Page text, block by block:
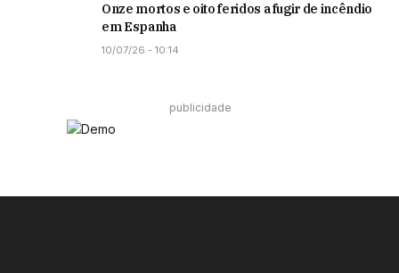
Onze mortos e oito feridos a fugir de incêndio
em Espanha
10/07/26 - 10:14
publicidade